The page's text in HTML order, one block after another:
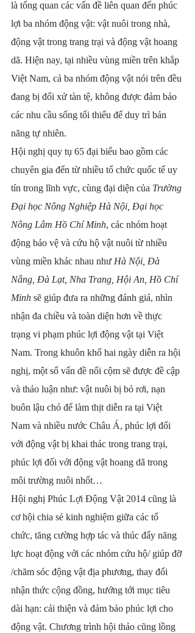
là tổng quan các vấn đề liên quan đến phúc
lợi ba nhóm động vật: vật nuôi trong nhà,
động vật trong trang trại và động vật hoang
dã. Hiện nay, tại nhiều vùng miền trên khắp
Việt Nam, cả ba nhóm động vật nói trên đều
đang bị đối xử tàn tệ, không được đảm bảo
các nhu cầu sống tối thiểu để duy trì bản
năng tự nhiên.
Hội nghị quy tụ 65 đại biểu bao gồm các
chuyên gia đến từ nhiều tổ chức quốc tế uy
tín trong lĩnh vực, cùng đại diện của Trường
Đại học Nông Nghiệp Hà Nội, Đại học
Nông Lâm Hồ Chí Minh, các nhóm hoạt
động bảo vệ và cứu hộ vật nuôi từ nhiều
vùng miền khác nhau như Hà Nội, Đà
Nẵng, Đà Lạt, Nha Trang, Hội An, Hồ Chí
Minh sẽ giúp đưa ra những đánh giá, nhìn
nhận đa chiều và toàn diện hơn về thực
trạng vi phạm phúc lợi động vật tại Việt
Nam. Trong khuôn khổ hai ngày diễn ra hội
nghị, một số vấn đề nổi cộm sẽ được đề cập
và thảo luận như: vật nuôi bị bỏ rơi, nạn
buôn lậu chó để làm thịt diễn ra tại Việt
Nam và nhiều nước Châu Á, phúc lợi đối
với động vật bị khai thác trong trang trại,
phúc lợi đối với động vật hoang dã trong
môi trường nuôi nhốt…
Hội nghị Phúc Lợi Động Vật 2014 cũng là
cơ hội chia sẻ kinh nghiệm giữa các tổ
chức, tăng cường hợp tác và thúc đẩy năng
lực hoạt động với các nhóm cứu hộ/ giúp đỡ
/chăm sóc động vật địa phương, thay đổi
nhận thức cộng đồng, hướng tới mục tiêu
dài hạn: cải thiện và đảm bảo phúc lợi cho
động vật. Chương trình hội thảo cũng lồng